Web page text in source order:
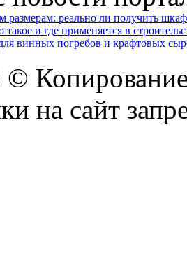
размерам: реально ли получить
такое и где применяется в
винных погребов и крафтовых
на сайт